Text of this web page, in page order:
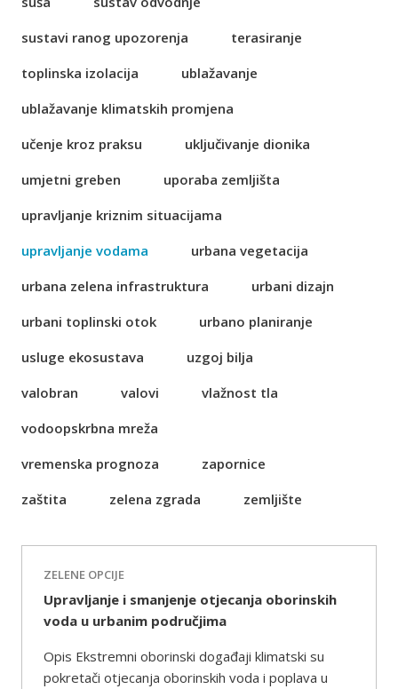
sustavi ranog upozorenja
terasiranje
toplinska izolacija
ublažavanje
ublažavanje klimatskih promjena
učenje kroz praksu
uključivanje dionika
umjetni greben
uporaba zemljišta
upravljanje kriznim situacijama
upravljanje vodama
urbana vegetacija
urbana zelena infrastruktura
urbani dizajn
urbani toplinski otok
urbano planiranje
usluge ekosustava
uzgoj bilja
valobran
valovi
vlažnost tla
vodoopskrbna mreža
vremenska prognoza
zapornice
zaštita
zelena zgrada zemljište
ZELENE OPCIJE
Upravljanje i smanjenje otjecanja oborinskih
voda u urbanim područjima
Opis Ekstremni oborinski događaji klimatski su
pokretači otjecanja oborinskih voda i poplava u